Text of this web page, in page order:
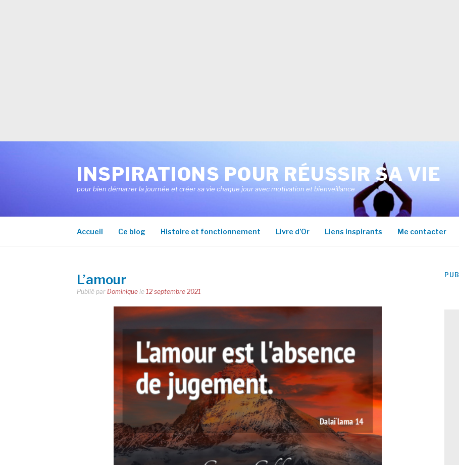
INSPIRATIONS POUR RÉUSSIR SA VIE
pour bien démarrer la journée et créer sa vie chaque jour avec motivation et bienveillance
Accueil Ce blog Histoire et fonctionnement Livre d’Or Liens inspirants Me contacter
L’amour
Publié par Dominique le 12 septembre 2021
PUB